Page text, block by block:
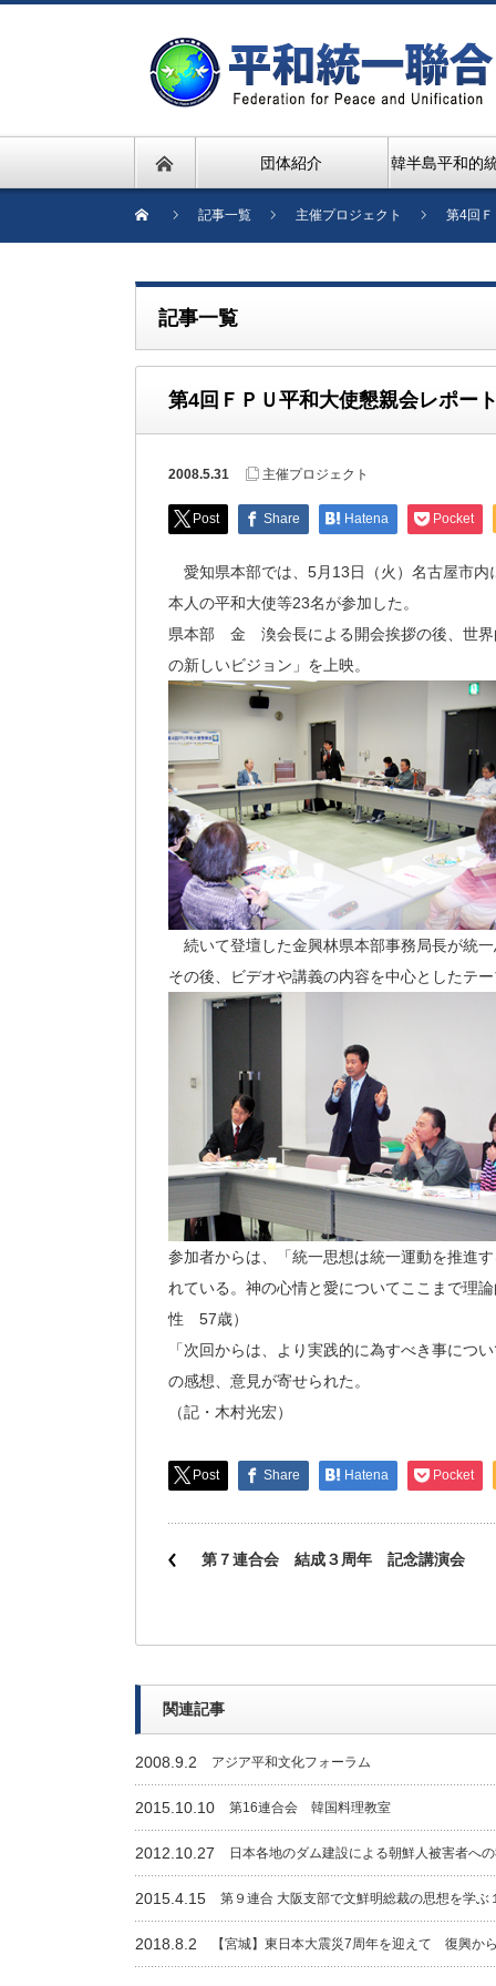
団体紹介 韓半島平和的
記事一覧 主催プロジェクト 第4回
記事一覧
第4回ＦＰＵ平和大使懇親会レポー
2008.5.31 主催プロジェクト
Post Share Hatena Pocket
愛知県本部では、5月13日（火）名古屋市内
本人の平和大使等23名が参加した。
県本部 金 渙会長による開会挨拶の後、世界
の新しいビジョン」を上映。
続いて登壇した金興林県本部事務局長が統
その後、ビデオや講義の内容を中心としたテ
参加者からは、「統一思想は統一運動を推進
れている。神の心情と愛についてここまで理
性 57歳）
「次回からは、より実践的に為すべき事に
の感想、意見が寄せられた。
（記・木村光宏）
Post Share Hatena Pocket
第７連合会 結成３周年 記念講演会
関連記事
2008.9.2 アジア平和文化フォーラム
2015.10.10 第16連合会 韓国料理教室
2012.10.27 日本各地のダム建設による朝鮮人被害者へ
2015.4.15 第９連合 大阪支部で文鮮明総裁の思想を学ぶ
2018.8.2 【宮城】東日本大震災7周年を迎えて 復興か